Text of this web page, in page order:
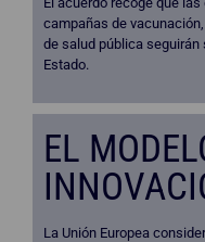
campañas de
de salud pública
Estado.
EL
La Unión Europea